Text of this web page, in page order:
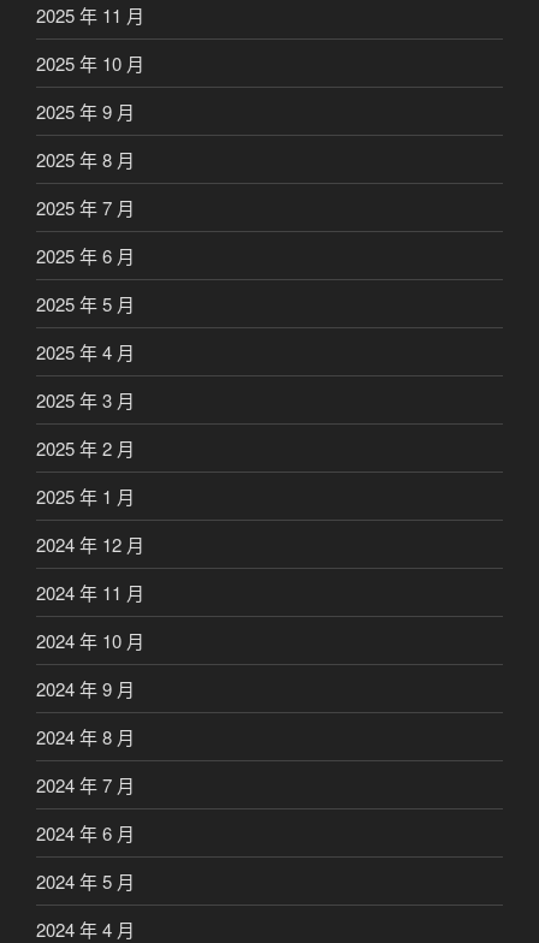
2025 年 11 月
2025 年 10 月
2025 年 9 月
2025 年 8 月
2025 年 7 月
2025 年 6 月
2025 年 5 月
2025 年 4 月
2025 年 3 月
2025 年 2 月
2025 年 1 月
2024 年 12 月
2024 年 11 月
2024 年 10 月
2024 年 9 月
2024 年 8 月
2024 年 7 月
2024 年 6 月
2024 年 5 月
2024 年 4 月